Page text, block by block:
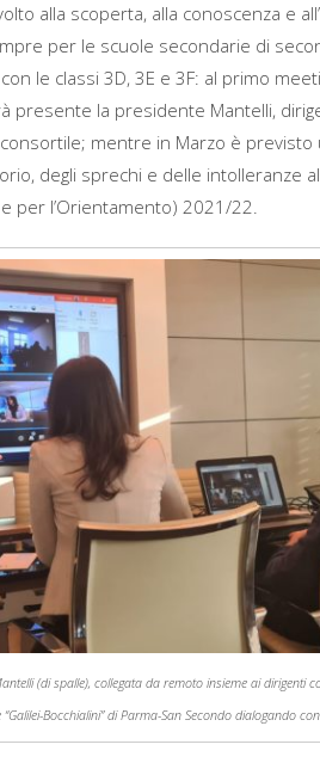
alla scoperta, alla conoscenza e
per le scuole secondarie di
le classi 3D, 3E e 3F: al primo
presente la presidente Mantelli,
mentre in Marzo è
degli sprechi e delle intolleranze
per l’Orientamento) 2021/22.
(di spalle), collegata da remoto insieme ai dirigenti
Bocchialini” di Parma-San Secondo dialogando